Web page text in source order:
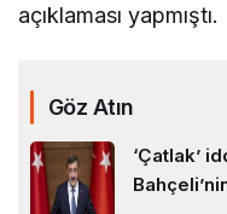
açıklaması yapmıştı.
Göz Atın
‘Çatlak’